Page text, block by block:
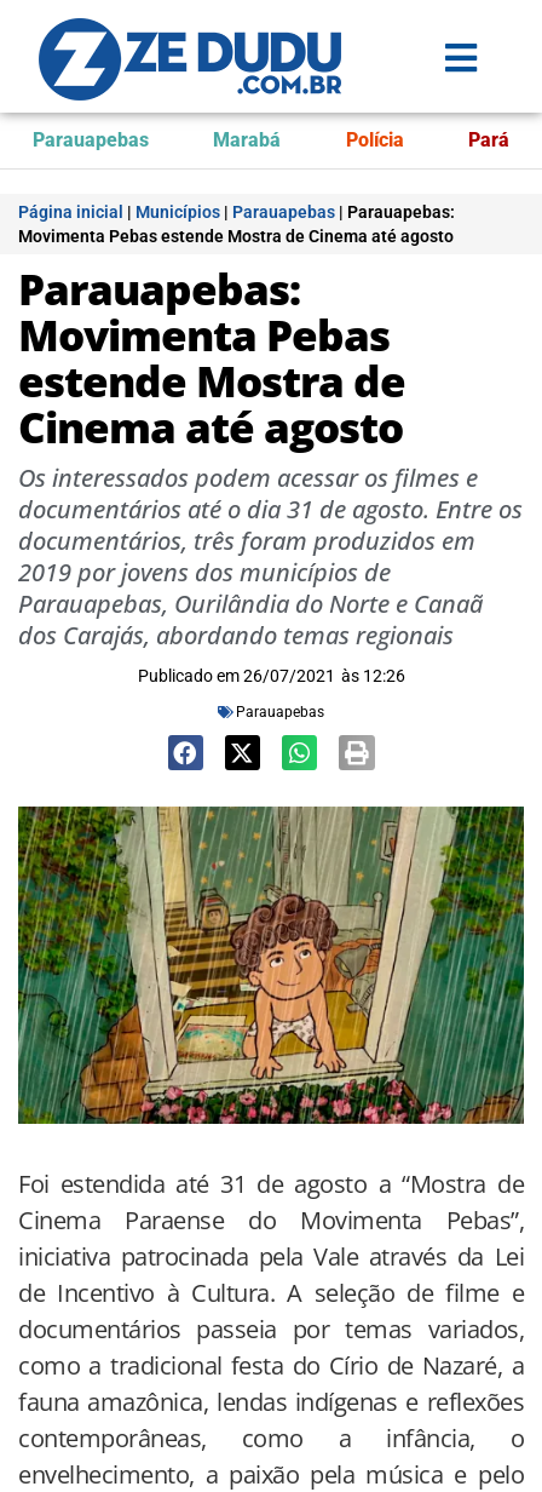
Parauapebas Marabá Polícia Pará
Página inicial | Municípios | Parauapebas | Parauapebas:
Movimenta Pebas estende Mostra de Cinema até agosto
Parauapebas:
Movimenta Pebas
estende Mostra de
Cinema até agosto
Os interessados podem acessar os filmes e
documentários até o dia 31 de agosto. Entre os
documentários, três foram produzidos em
2019 por jovens dos municípios de
Parauapebas, Ourilândia do Norte e Canaã
dos Carajás, abordando temas regionais
Publicado em 26/07/2021 às 12:26
Parauapebas
Foi estendida até 31 de agosto a “Mostra de
Cinema Paraense do Movimenta Pebas”,
iniciativa patrocinada pela Vale através da Lei
de Incentivo à Cultura. A seleção de filme e
documentários passeia por temas variados,
como a tradicional festa do Círio de Nazaré, a
fauna amazônica, lendas indígenas e reflexões
contemporâneas, como a infância, o
envelhecimento, a paixão pela música e pelo